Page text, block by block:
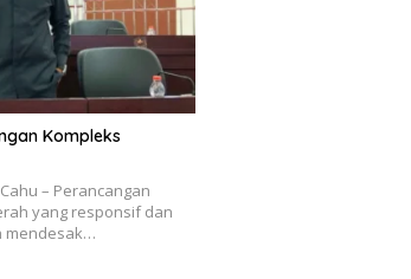
Kompleks
– Perancangan
yang responsif dan
mendesak…